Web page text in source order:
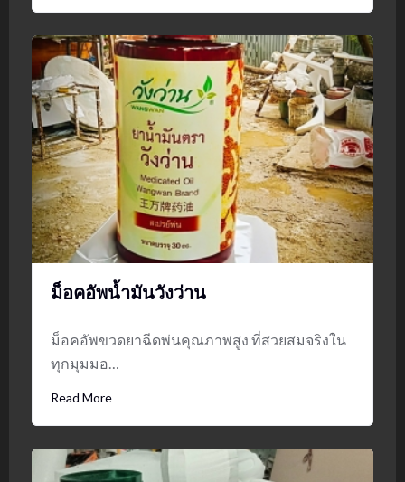
ม็อคอัพน้ำมันวังว่าน
ม็อคอัพขวดยาฉีดพ่นคุณภาพสูง ที่สวยสมจริงใน
ทุกมุมมอ…
Read More